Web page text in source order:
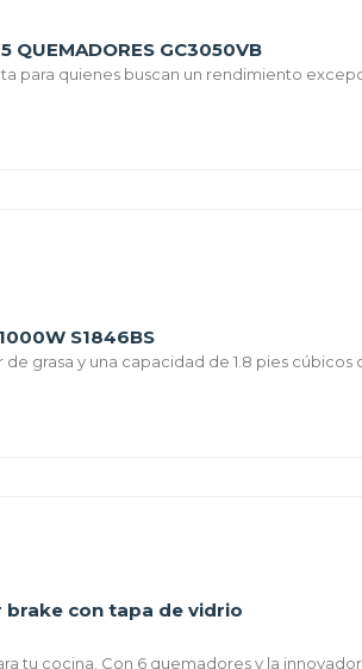
QUEMADORES GC3050VB
para quienes buscan un rendimiento
S1846BS
grasa y una capacidad de 1.8 pies cúbicos
con tapa de vidrio
cocina. Con 6 quemadores y la innovadora